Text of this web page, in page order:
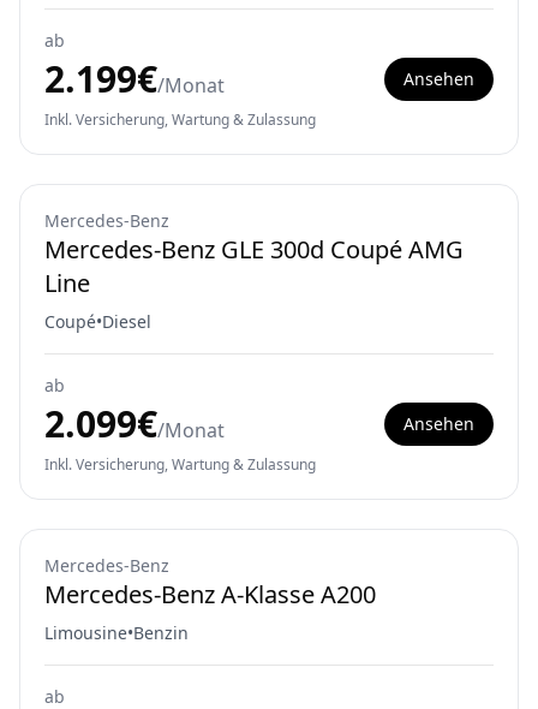
ab
2.199€/Monat Ansehen
Inkl. Versicherung, Wartung & Zulassung
Mercedes-Benz
Mercedes-Benz GLE 300d Coupé AMG
Line
Coupé•Diesel
ab
2.099€/Monat Ansehen
Inkl. Versicherung, Wartung & Zulassung
Mercedes-Benz
Mercedes-Benz A-Klasse A200
Limousine•Benzin
ab